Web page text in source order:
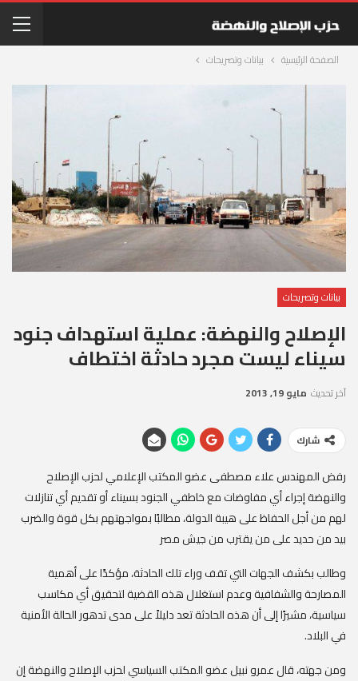
الصفحة الرئيسية بيانات وتصريحات
بيانات وتصريحات
الإصلاح والنهضة: عملية استهداف جنود
سيناء ليست مجرد حادثة اختطاف
آخر تحديث مايو 19, 2013
شارك
رفض المهندس علاء مصطفى عضو المكتب الإعلامي لحزب الإصلاح
والنهضة إجراء أي مفاوضات مع خاطفي الجنود بسيناء أو تقديم أي تنازلات
لهم من أجل الحفاظ على هيبة الدولة، مطالبًا بمواجهتهم بكل قوة والضرب
بيد من حديد على من يقترب من جيش مصر
وطالب بكشف الجهات التي تقف وراء تلك الحادثة، مؤكدًا على أهمية
المصارحة والشفافية وعدم استغلال هذه القضية لتحقيق أي مكاسب
سياسية، مشيرًا إلى أن هذه الحادثة تعد دليلاً على مدى تدهور الحالة الأمنية
في البلاد.
ومن جهته، قال عمرو نبيل عضو المكتب السياسي لحزب الإصلاح والنهضة إن